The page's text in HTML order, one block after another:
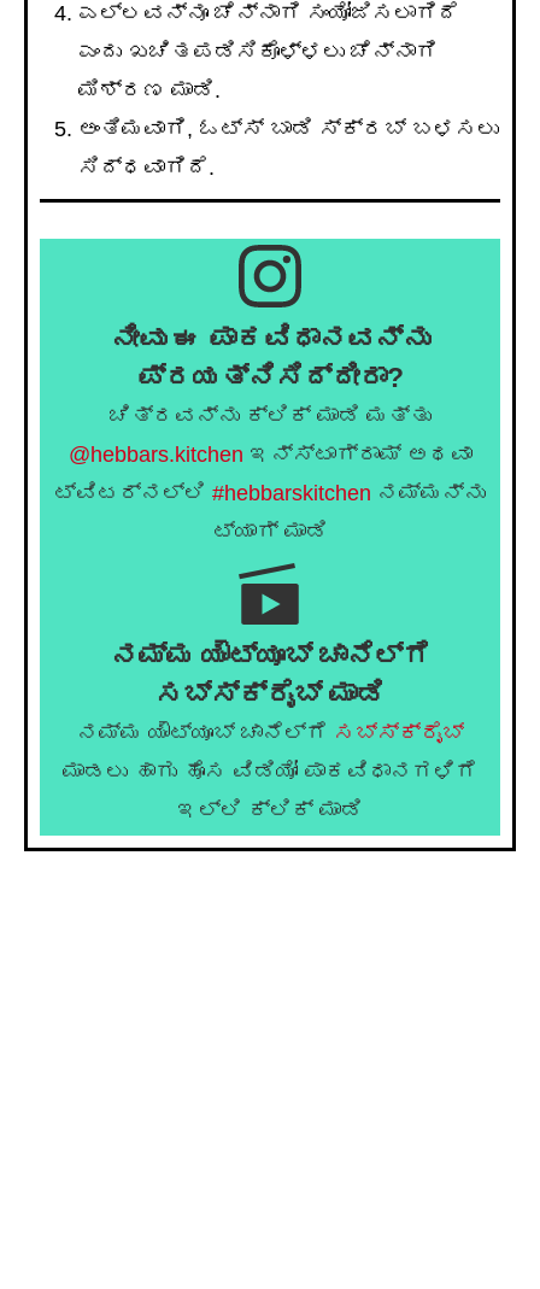
ಎಲ್ಲವನ್ನೂ ಚೆನ್ನಾಗಿ ಸಂಯೋಜಿಸಲಾಗಿದೆ
ಎಂದು ಖಚಿತಪಡಿಸಿಕೊಳ್ಳಲು ಚೆನ್ನಾಗಿ
ಮಿಶ್ರಣ ಮಾಡಿ.
ಅಂತಿಮವಾಗಿ, ಓಟ್ಸ್ ಬಾಡಿ ಸ್ಕ್ರಬ್ ಬಳಸಲು
ಸಿದ್ಧವಾಗಿದೆ.
ನೀವು ಈ ಪಾಕವಿಧಾನವನ್ನು
ಪ್ರಯತ್ನಿಸಿದ್ದೀರಾ?
ಚಿತ್ರವನ್ನು ಕ್ಲಿಕ್ ಮಾಡಿ ಮತ್ತು
@hebbars.kitchen ಇನ್ಸ್ಟಾಗ್ರಾಮ್ ಅಥವಾ
ಟ್ವಿಟರ್‌ನಲ್ಲಿ #hebbarskitchen ನಮ್ಮನ್ನು
ಟ್ಯಾಗ್ ಮಾಡಿ
ನಮ್ಮ ಯೌಟ್ಯೂಬ್ ಚಾನೆಲ್ಗೆ
ಸಬ್ಸ್ಕ್ರೈಬ್ ಮಾಡಿ
ನಮ್ಮ ಯೌಟ್ಯೂಬ್ ಚಾನೆಲ್ಗೆ ಸಬ್ಸ್ಕ್ರೈಬ್
ಮಾಡಲು ಹಾಗು ಹೊಸ ವಿಡಿಯೋ ಪಾಕವಿಧಾನಗಳಿಗೆ
ಇಲ್ಲಿ ಕ್ಲಿಕ್ ಮಾಡಿ